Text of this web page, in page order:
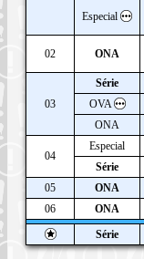
Especial
02 ONA
03
Série
OVA
ONA
04
Especial
Série
05
ONA
06
ONA
Série